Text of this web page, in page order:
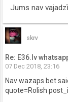
Jums nav
skrv
Re: E36.lv
07 Dec 2018, 23:16
Nav wazaps bet
quote=Rolish